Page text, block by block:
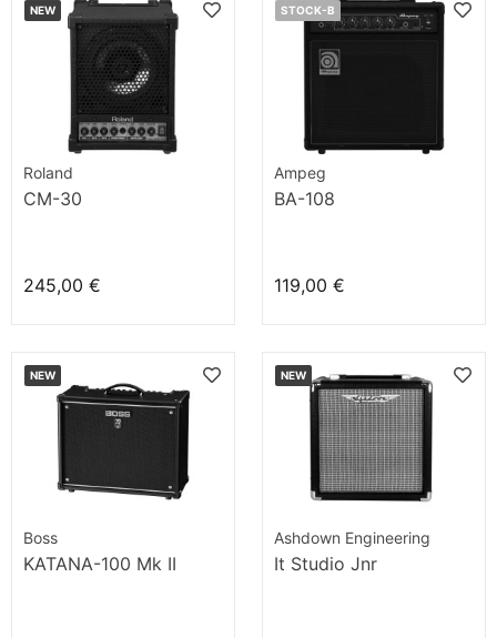
NEW
Roland
CM-30
245,00 €
STOCK-B
Ampeg
BA-108
119,00 €
NEW
Boss
KATANA-100 Mk II
NEW
Ashdown Engineering
It Studio Jnr